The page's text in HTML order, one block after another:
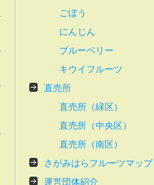
ごぼう
にんじん
ブルーベリー
キウイフルーツ
直売所
直売所（緑区）
直売所（中央区）
直売所（南区）
さがみはらフルーツマップ
運営団体紹介